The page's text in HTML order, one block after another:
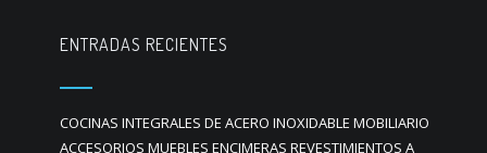
ENTRADAS RECIENTES
COCINAS INTEGRALES DE ACERO INOXIDABLE MOBILIARIO
ACCESORIOS MUEBLES ENCIMERAS REVESTIMIENTOS A